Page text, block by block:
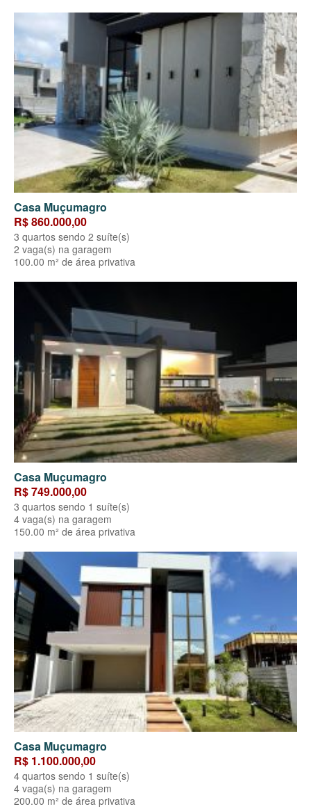
Casa Muçumagro
R$ 860.000,00
3 quartos sendo 2 suíte(s)
2 vaga(s) na garagem
100.00 m² de área privativa
Casa Muçumagro
R$ 749.000,00
3 quartos sendo 1 suíte(s)
4 vaga(s) na garagem
150.00 m² de área privativa
Casa Muçumagro
R$ 1.100.000,00
4 quartos sendo 1 suíte(s)
4 vaga(s) na garagem
200.00 m² de área privativa